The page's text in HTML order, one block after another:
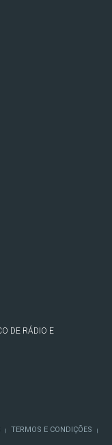
DE RÁDIO E
| TERMOS E CONDIÇÕES |